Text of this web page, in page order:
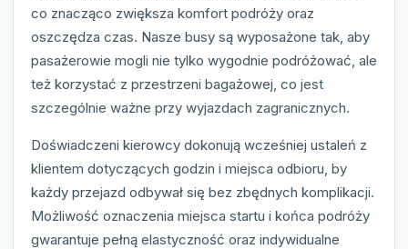
co znacząco zwiększa komfort podróży oraz
oszczędza czas. Nasze busy są wyposażone tak, aby
pasażerowie mogli nie tylko wygodnie podróżować, ale
też korzystać z przestrzeni bagażowej, co jest
szczególnie ważne przy wyjazdach zagranicznych.
Doświadczeni kierowcy dokonują wcześniej ustaleń z
klientem dotyczących godzin i miejsca odbioru, by
każdy przejazd odbywał się bez zbędnych komplikacji.
Możliwość oznaczenia miejsca startu i końca podróży
gwarantuje pełną elastyczność oraz indywidualne